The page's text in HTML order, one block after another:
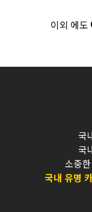
이외 에도
국
국
소중
국내 유명